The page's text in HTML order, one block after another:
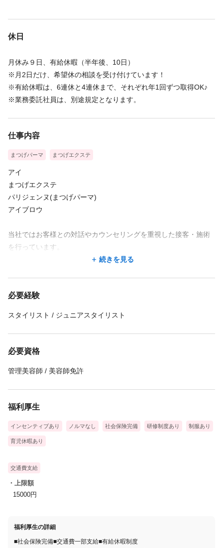
休日
月休み９日、有給休暇（半年後、10日）
※月2日だけ、希望休の相談を受け付けています！
※有給休暇は、6連休と4連休まで、それぞれ年1回ずつ取得OK♪
※業務委託社員は、別途規定となります。
仕事内容
まつげパーマ まつげエクステ
アイ
まつげエクステ
パリジェンヌ(まつげパーマ)
アイブロウ
当社ではお客様との対話やカウンセリングを重視した接客・施術
を行っています。
回転率を意識しすぎるような店舗ではなく、お客様が何度も通い
続きを見る
必要経験
スタイリスト / ジュニアスタイリスト
必要資格
管理美容師 / 美容師免許
福利厚生
インセンティブあり ノルマなし 社会保険完備 研修制度あり 制服あり
育児休暇あり
交通費支給
・上限額
15000円
福利厚生の詳細
■社会保険完備■交通費一部支給■有給休暇制度